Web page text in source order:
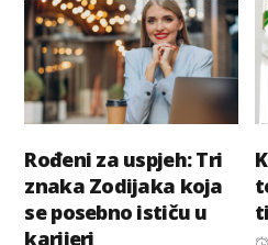
Rođeni za uspjeh: Tri
znaka Zodijaka koja
se posebno ističu u
karijeri